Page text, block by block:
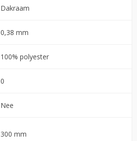
Dakraam
0,38 mm
100% polyester
0
Nee
300 mm